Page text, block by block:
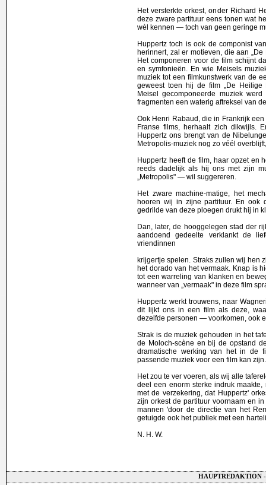
Het versterkte orkest, onder Richard
deze zware partituur eens tonen wat
wèl kennen — toch van geen geringe
Huppertz toch is ook de componist
herinnert, zal er motieven, die aan
Het componeren voor de film schijnt
en symfonieën. En wie Meisels
muziek tot een filmkunstwerk van de
geweest toen hij de film „De Heilige
Meisel gecomponeerde muziek
fragmenten een waterig aftreksel van
Ook Henri Rabaud, die in Frankrijk
Franse films, herhaalt zich dikwijls.
Huppertz ons brengt van de
Metropolis-muziek nog zo véél
Huppertz heeft de film, haar opzet en
reeds dadelijk als hij ons met zijn
„Metropolis" — wil suggereren.
Het zware machine-matige, het
hooren wij in zijne partituur. En ook
gedrilde van deze ploegen drukt hij in
Dan, later, de hooggelegen stad der
aandoend gedeelte verklankt de
vriendinnen
krijgertje spelen. Straks zullen wij hen
het dorado van het vermaak. Knap is
tot een warreling van klanken en
wanneer van „vermaak" in deze film
Huppertz werkt trouwens, naar
dit lijkt ons in een film als deze,
dezelfde personen — voorkomen, ook
Strak is de muziek gehouden in het
de Moloch-scène en bij de opstand
dramatische werking van het in de
passende muziek voor een film kan zijn.
Het zou te ver voeren, als wij alle
deel een enorm sterke indruk
met de verzekering, dat Huppertz'
zijn orkest de partituur voornaam en
mannen 'door de directie van het
getuigde ook het publiek met een
N. H. W.
HAUPTREDAKTION